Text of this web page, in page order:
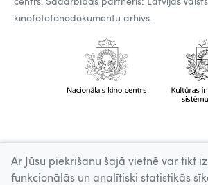
centrs. Sadarbības partneris: Latvijas Valsts
kinofotofonodokumentu arhīvs.
Ar Jūsu piekrišanu šajā vietnē var tikt
funkcionālās un analītiski statistikās